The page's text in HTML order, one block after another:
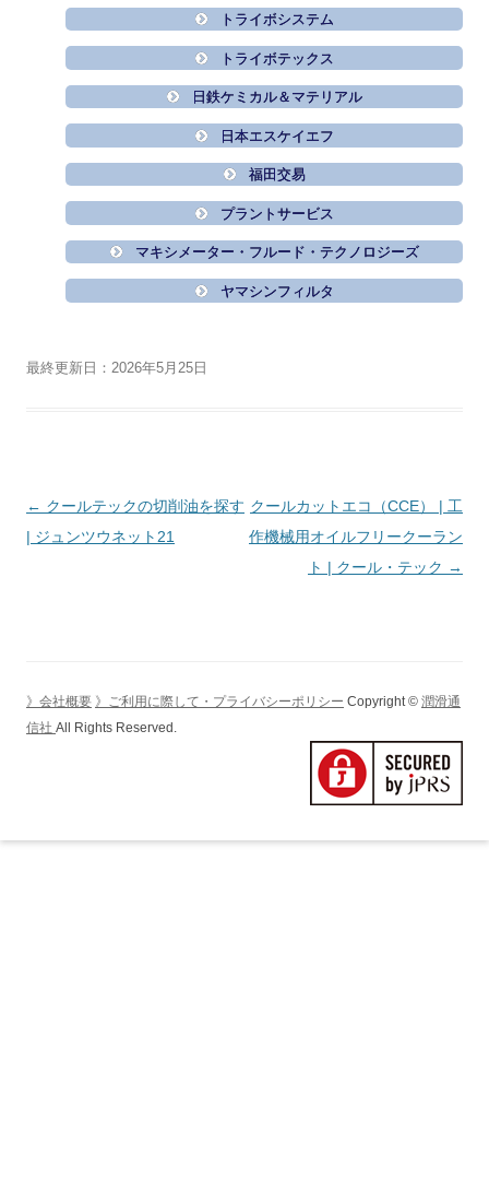
トライボシステム
トライボテックス
日鉄ケミカル＆マテリアル
日本エスケイエフ
福田交易
プラントサービス
マキシメーター・フルード・テクノロジーズ
ヤマシンフィルタ
最終更新日：2026年5月25日
投
稿
ョ
← クールテックの切削油を探す
| ジュンツウネット21
クールカットエコ（CCE） | 工
作機械用オイルフリークーラン
ト | クール・テック →
》会社概要 》ご利用に際して・プライバシーポリシー Copyright © 潤滑通
信社 All Rights Reserved.